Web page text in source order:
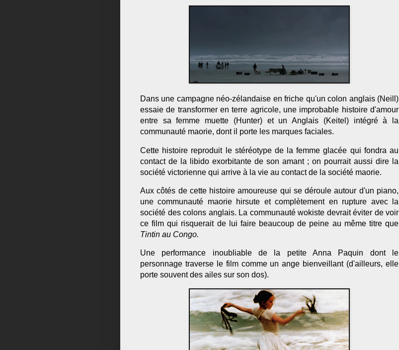
Dans une campagne néo-zélandaise en friche qu'un colon anglais (Neill)
essaie de transformer en terre agricole, une improbable histoire d'amour
entre sa femme muette (Hunter) et un Anglais (Keitel) intégré à la
communauté maorie, dont il porte les marques faciales.
Cette histoire reproduit le stéréotype de la femme glacée qui fondra au
contact de la libido exorbitante de son amant ; on pourrait aussi dire la
société victorienne qui arrive à la vie au contact de la société maorie.
Aux côtés de cette histoire amoureuse qui se déroule autour d'un piano,
une communauté maorie hirsute et complètement en rupture avec la
société des colons anglais. La communauté wokiste devrait éviter de voir
ce film qui risquerait de lui faire beaucoup de peine au même titre que
Tintin au Congo.
Une performance inoubliable de la petite Anna Paquin dont le
personnage traverse le film comme un ange bienveillant (d'ailleurs, elle
porte souvent des ailes sur son dos).